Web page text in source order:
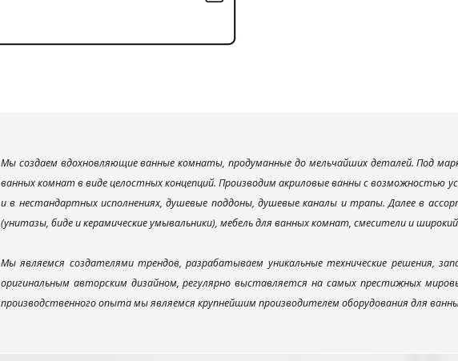
Мы создаем вдохновляющие ванные комнаты, продуманные до мельчайших деталей. Под
ванных комнат в виде целостных концепций. Производим акриловые ванны с возможностью
и в нестандартных исполнениях, душевые поддоны, душевые каналы и трапы. Далее в
(унитазы, биде и керамические умывальники), мебель для ванных комнат, смесители и
Мы являемся создателями трендов, разрабатываем уникальные технические решения,
оригинальным авторским дизайном, регулярно выставляется на самых престижных
производственного опыта мы являемся крупнейшим производителем оборудования для